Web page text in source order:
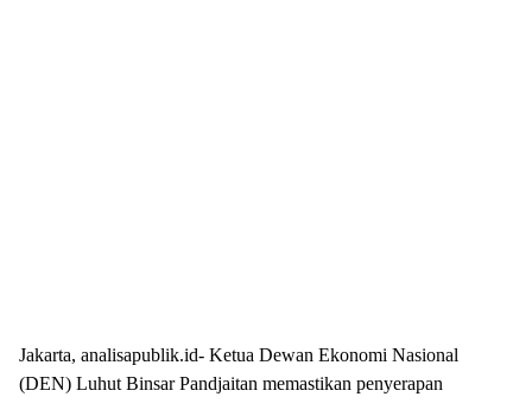
Jakarta, analisapublik.id- Ketua Dewan Ekonomi Nasional
(DEN) Luhut Binsar Pandjaitan memastikan penyerapan